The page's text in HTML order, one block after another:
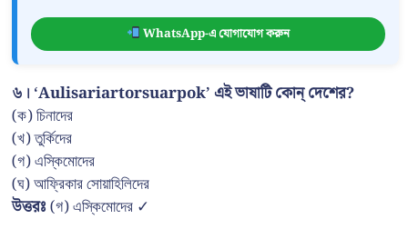
WhatsApp-এ যোগাযোগ করুন
৬। ‘Aulisariartorsuarpok’ এই ভাষাটি কোন্ দেশের?
(ক) চিনাদের
(খ) তুর্কিদের
(গ) এস্কিমোদের
(ঘ) আফ্রিকার সোয়াহিলিদের
উত্তরঃ(গ) এস্কিমোদের ✓